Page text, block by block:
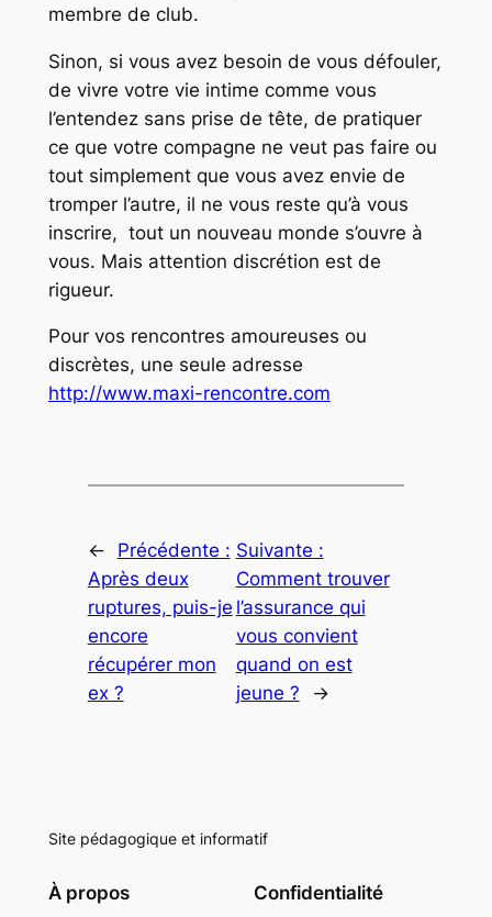
membre de club.
Sinon, si vous avez besoin de vous défouler,
de vivre votre vie intime comme vous
l’entendez sans prise de tête, de pratiquer
ce que votre compagne ne veut pas faire ou
tout simplement que vous avez envie de
tromper l’autre, il ne vous reste qu’à vous
inscrire, tout un nouveau monde s’ouvre à
vous. Mais attention discrétion est de
rigueur.
Pour vos rencontres amoureuses ou
discrètes, une seule adresse
http://www.maxi-rencontre.com
←
Précédente :
Après deux
ruptures, puis-je
encore
récupérer mon
ex ?
Suivante :
Comment trouver
l’assurance qui
vous convient
quand on est
jeune ?
→
Site pédagogique et informatif
À propos Confidentialité